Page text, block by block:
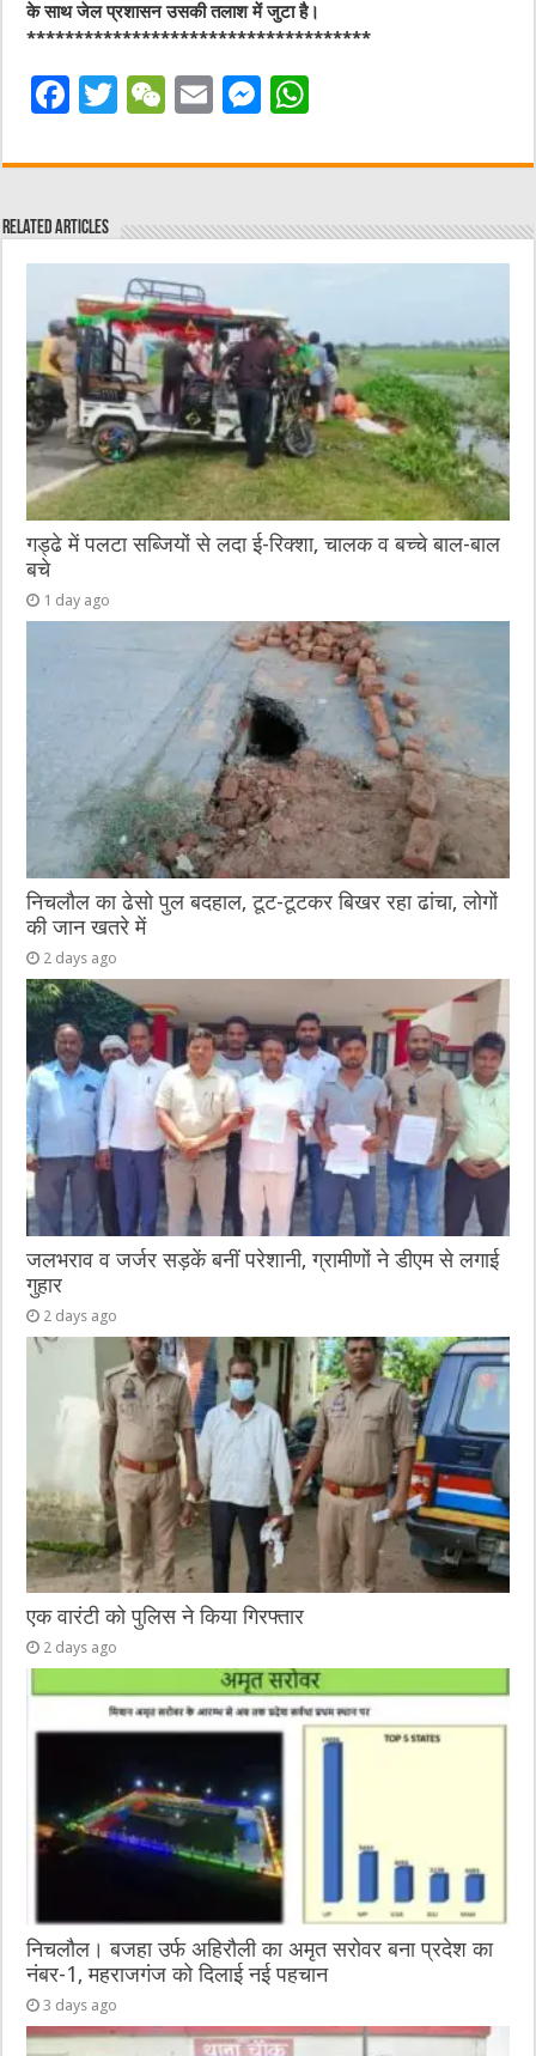
के साथ जेल प्रशासन उसकी तलाश में जुटा है।
************************************
F
c
e
b
o
o
k
T
it
r
W
C
at
E
ai
M
ss
n
er
at
A
p
Related Articles
गड्ढे में पलटा सब्जियों से लदा ई-रिक्शा, चालक व बच्चे बाल-बाल
बचे
1 day ago
निचलौल का ढेसो पुल बदहाल, टूट-टूटकर बिखर रहा ढांचा, लोगों
की जान खतरे में
2 days ago
जलभराव व जर्जर सड़कें बनीं परेशानी, ग्रामीणों ने डीएम से लगाई
गुहार
2 days ago
एक वारंटी को पुलिस ने किया गिरफ्तार
2 days ago
निचलौल। बजहा उर्फ अहिरौली का अमृत सरोवर बना प्रदेश का
नंबर-1, महराजगंज को दिलाई नई पहचान
3 days ago